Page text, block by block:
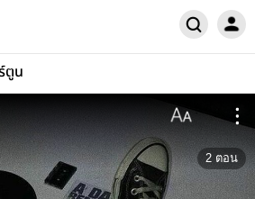
ตูน
2 ตอน